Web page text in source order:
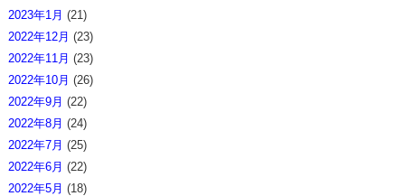
2023年1月 (21)
2022年12月 (23)
2022年11月 (23)
2022年10月 (26)
2022年9月 (22)
2022年8月 (24)
2022年7月 (25)
2022年6月 (22)
2022年5月 (18)